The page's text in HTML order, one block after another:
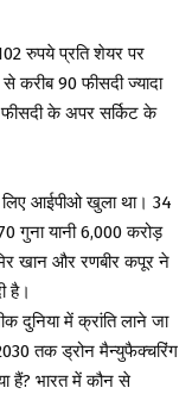
रुपये प्रति शेयर पर
करीब 90 फीसदी ज्यादा
के अपर सर्किट के
आईपीओ खुला था। 34
गुना यानी 6,000 करोड़
खान और रणबीर कपूर ने
है।
दुनिया में क्रांति लाने जा
तक ड्रोन मैन्युफैक्चरिंग
हैं? भारत में कौन से